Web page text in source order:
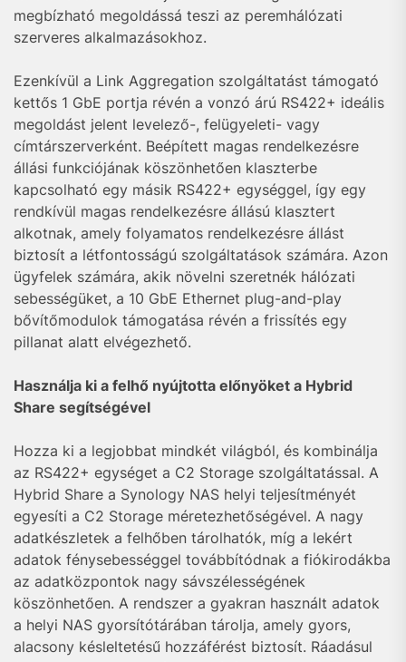
megbízható megoldássá teszi az peremhálózati
szerveres alkalmazásokhoz.
Ezenkívül a Link Aggregation szolgáltatást támogató
kettős 1 GbE portja révén a vonzó árú RS422+ ideális
megoldást jelent levelező-, felügyeleti- vagy
címtárszerverként. Beépített magas rendelkezésre
állási funkciójának köszönhetően klaszterbe
kapcsolható egy másik RS422+ egységgel, így egy
rendkívül magas rendelkezésre állású klasztert
alkotnak, amely folyamatos rendelkezésre állást
biztosít a létfontosságú szolgáltatások számára. Azon
ügyfelek számára, akik növelni szeretnék hálózati
sebességüket, a 10 GbE Ethernet plug-and-play
bővítőmodulok támogatása révén a frissítés egy
pillanat alatt elvégezhető.
Használja ki a felhő nyújtotta előnyöket a Hybrid
Share segítségével
Hozza ki a legjobbat mindkét világból, és kombinálja
az RS422+ egységet a C2 Storage szolgáltatással. A
Hybrid Share a Synology NAS helyi teljesítményét
egyesíti a C2 Storage méretezhetőségével. A nagy
adatkészletek a felhőben tárolhatók, míg a lekért
adatok fénysebességgel továbbítódnak a fiókirodákba
az adatközpontok nagy sávszélességének
köszönhetően. A rendszer a gyakran használt adatok
a helyi NAS gyorsítótárában tárolja, amely gyors,
alacsony késleltetésű hozzáférést biztosít. Ráadásul